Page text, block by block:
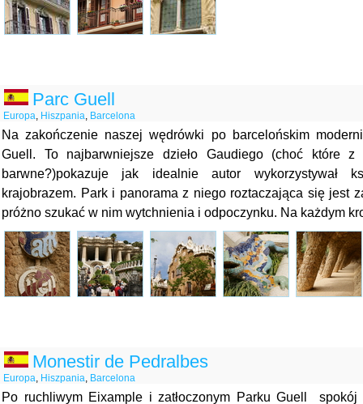
Parc Guell
Europa, Hiszpania, Barcelona
Na zakończenie naszej wędrówki po barcelońskim
Guell. To najbarwniejsze dzieło Gaudiego (choć które
barwne?)pokazuje jak idealnie autor wykorzystywał
krajobrazem. Park i panorama z niego roztaczająca się jest
próżno szukać w nim wytchnienia i odpoczynku. Na każdym
Monestir de Pedralbes
Europa, Hiszpania, Barcelona
Po ruchliwym Eixample i zatłoczonym Parku Guell